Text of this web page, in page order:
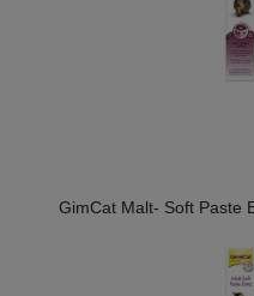
GimCat Malt- Soft Paste